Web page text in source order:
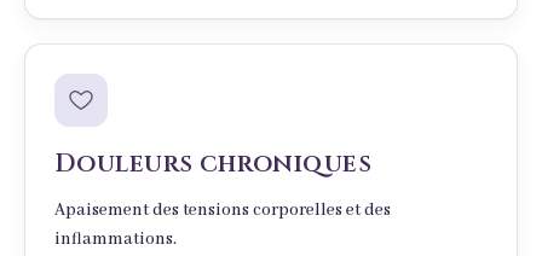
Douleurs chroniques
Apaisement des tensions corporelles et des
inflammations.